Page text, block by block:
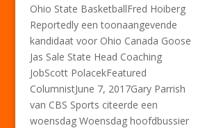
Ohio State BasketballFred Hoiberg
Reportedly een toonaangevende
kandidaat voor Ohio Canada Goose
Jas Sale State Head Coaching
JobScott PolacekFeatured
ColumnistJune 7, 2017Gary Parrish
van CBS Sports citeerde een
woensdag Woensdag hoofdbussier